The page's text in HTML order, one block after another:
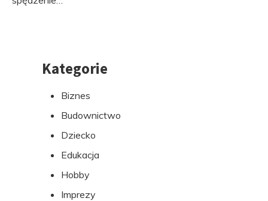
PrzejdźKategorie
Biznes
Budownictwo
Dziecko
Edukacja
Hobby
Imprezy